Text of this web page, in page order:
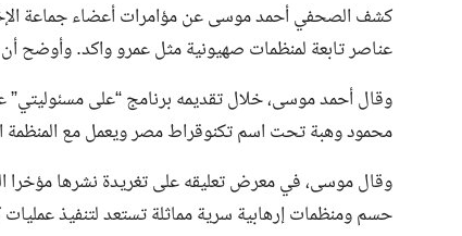
كشف الصحفي أحمد موسى عن مؤامرات أعضاء جماعة الإخوان
عناصر تابعة لمنظمات صهيونية مثل عمرو واكد. وأوضح
محمود وهبة تحت اسم تكنوقراط مصر ويعمل مع المنظمة
وقال موسى، في معرض تعليقه على تغريدة نشرها مؤخرا
حسم ومنظمات إرهابية سرية مماثلة تستعد لتنفيذ